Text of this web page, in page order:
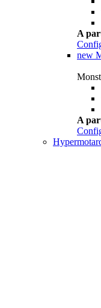
A
new
A